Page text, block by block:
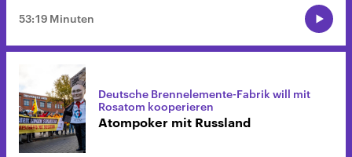
53:19 Minuten
Deutsche Brennelemente-Fabrik will mit
Rosatom kooperieren
Atompoker mit Russland